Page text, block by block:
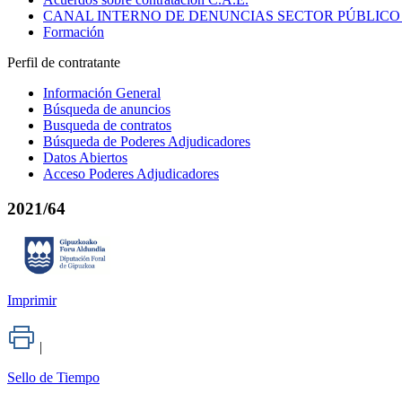
CANAL INTERNO DE DENUNCIAS SECTOR
Formación
Perfil de contratante
Información General
Búsqueda de anuncios
Busqueda de contratos
Búsqueda de Poderes Adjudicadores
Datos Abiertos
Acceso Poderes Adjudicadores
2021/64
Imprimir
|
Sello de Tiempo